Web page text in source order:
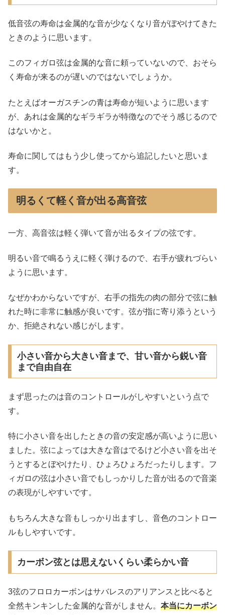
低音弦の寿命は金属的な音が少なくなり音がぼやけてきた
ときのように思います。
このフィガロ弦は金属的な音に頼っていないので、おそら
く寿命が来るのが遅いのではないでしょうか。
たとえばオーガスチンの青は寿命が短いように思います
が、あれは金属的なギラギラが特徴なのでそう感じるので
はないかと。
寿命に関してはもう少し使ってから追記したいと思いま
す。
明るくて軽く音が出る高音弦
一方、高音弦は軽く弾いて音が出るタイプの弦です。
明るい音で鳴るうえに軽く弾けるので、右手が疲れづらい
ように思います。
なぜかわからないですが、右手の指先の肉の部分で弦に触
れた時に非常に触感が良いです。弦が指に寄り添うという
か、拒絶されない感じがします。
小さい音から大きい音まで、甘い音から鋭い音
まで自由自在
まず思ったのは音のコントロールがしやすいという点で
す。
特に小さい音を出したときの音の安定感が高いように思い
ました。弦によっては大きな音はでるけど小さい音を出そ
うとするとぼやけたり、ひょろひょろだったりします。フ
ィガロの弦は小さい音でもしっかりした音が出るので音楽
の表現がしやすいです。
もちろん大きな音もしっかり出ますし、音色のコントロー
ルもしやすいです。
カーボン弦とは思えないくらい柔らかい音
3弦のフロロカーボンはサバレスのアリアンスと比べると
全然キンキンした金属的な音がしません。 本当にカーボン